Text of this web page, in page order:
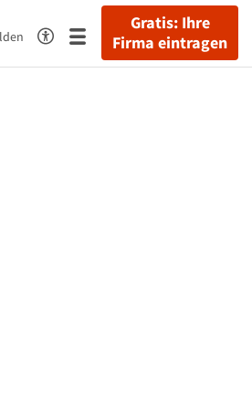
Gratis: Ihre
Firma eintragen